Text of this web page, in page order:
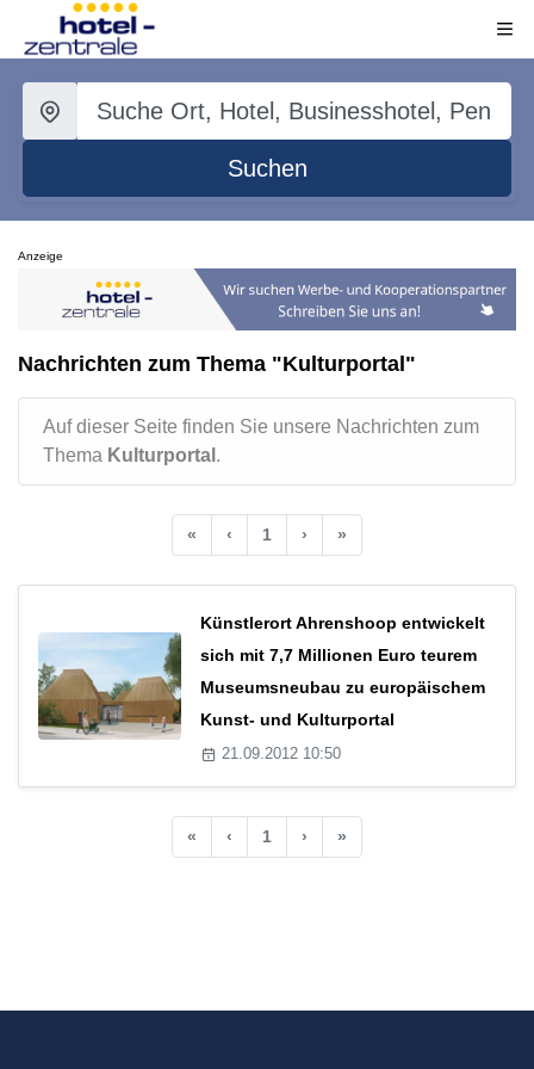
Suchen
Anzeige
Nachrichten zum Thema "Kulturportal"
Auf dieser Seite finden Sie unsere Nachrichten zum
Thema Kulturportal .
« ‹ 1 › »
Künstlerort Ahrenshoop entwickelt
sich mit 7,7 Millionen Euro teurem
Museumsneubau zu europäischem
Kunst- und Kulturportal
21.09.2012 10:50
« ‹ 1 › »